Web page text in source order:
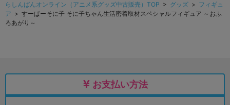
らしんばんオンライン（アニメ系グッズ中古販売）TOP > グッズ > フィギュ
ア > すーぱーそに子 そに子ちゃん生活密着取材スペシャルフィギュア ～おふ
ろあがり～
お支払い方法